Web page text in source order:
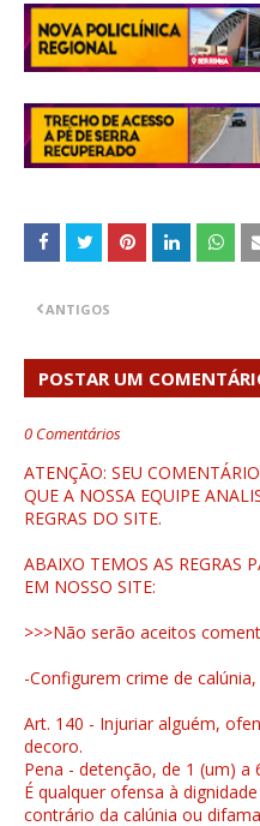
ANTIGOS
POSTAR UM
0 Comentários
ATENÇÃO: SEU
QUE A NOSSA EQUIPE
REGRAS DO SITE.
ABAIXO TEMOS AS REGRAS
EM NOSSO SITE:
>>>Não serão aceitos
-Configurem crime de
Art. 140 - Injuriar alguém,
decoro.
Pena - detenção, de 1 (um) a
É qualquer ofensa à
contrário da calúnia ou